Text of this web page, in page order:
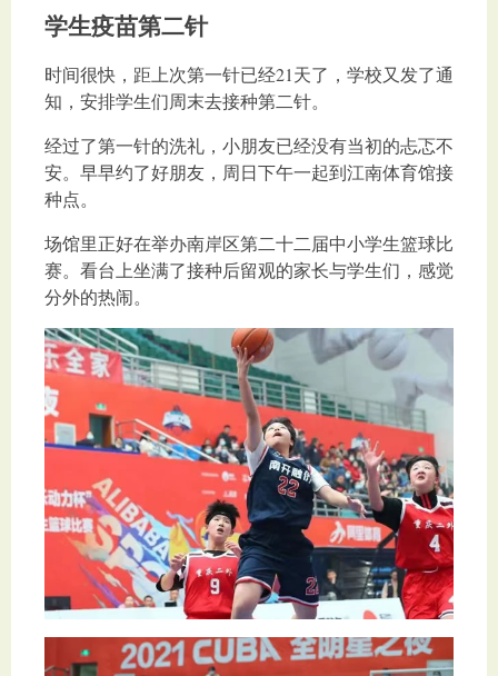
学生疫苗第二针
时间很快，距上次第一针已经21天了，学校又发了通
知，安排学生们周末去接种第二针。
经过了第一针的洗礼，小朋友已经没有当初的忐忑不
安。早早约了好朋友，周日下午一起到江南体育馆接
种点。
场馆里正好在举办南岸区第二十二届中小学生篮球比
赛。看台上坐满了接种后留观的家长与学生们，感觉
分外的热闹。